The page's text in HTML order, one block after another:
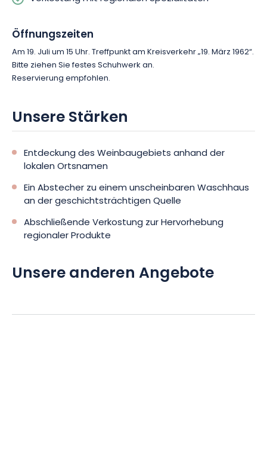
Lassen Sie sich durch Weinberge und Geschichte führen und
sur-Seine.
Öffnungszeiten
Am 19. Juli um 15 Uhr. Treffpunkt am Kreisverkehr „19. März 1962“.
Bitte ziehen Sie festes Schuhwerk an.
Reservierung empfohlen.
Unsere Stärken
Entdeckung des Weinbaugebiets anhand der
lokalen Ortsnamen
Ein Abstecher zu einem unscheinbaren Waschhaus
an der geschichtsträchtigen Quelle
Abschließende Verkostung zur Hervorhebung
regionaler Produkte
Unsere anderen Angebote